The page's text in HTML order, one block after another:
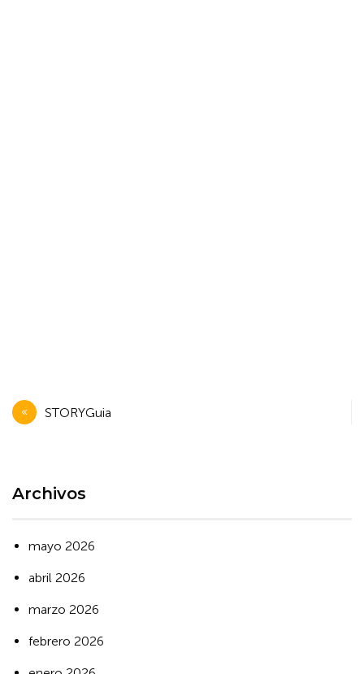
Navegación
de
STORYGuia
Archivos
mayo 2026
abril 2026
marzo 2026
febrero 2026